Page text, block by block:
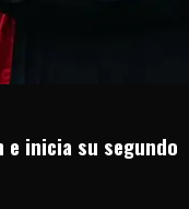
e inicia su segundo